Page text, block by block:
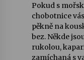
Pokud s
chobotnice
pěkně na
bez. Někde
rukolou,
zamíchaná s